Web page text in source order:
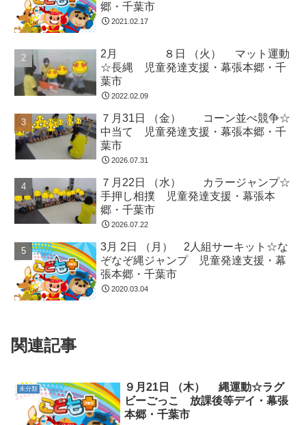
郷・千葉市
2021.02.17
2月 ８日 （火） マット運動
☆長縄 児童発達支援・幕張本郷・千
葉市
2022.02.09
７月31日 （金） コーン並べ競争☆
中当て 児童発達支援・幕張本郷・千
葉市
2026.07.31
７月22日 （水） カラージャンプ☆
手押し相撲 児童発達支援・幕張本
郷・千葉市
2026.07.22
3月 2日 （月） 2人組サーキット☆な
ぞなぞ縄ジャンプ 児童発達支援・幕
張本郷・千葉市
2020.03.04
関連記事
未分類
９月21日 （木） 縄運動☆ラグ
ビーごっこ 放課後等デイ・幕張
本郷・千葉市